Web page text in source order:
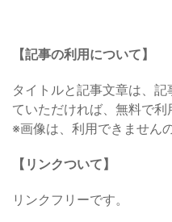
【記事の利用について】
タイトルと記事文章は、
ていただければ、無料で利
※画像は、利用できません
【リンクついて】
リンクフリーです。